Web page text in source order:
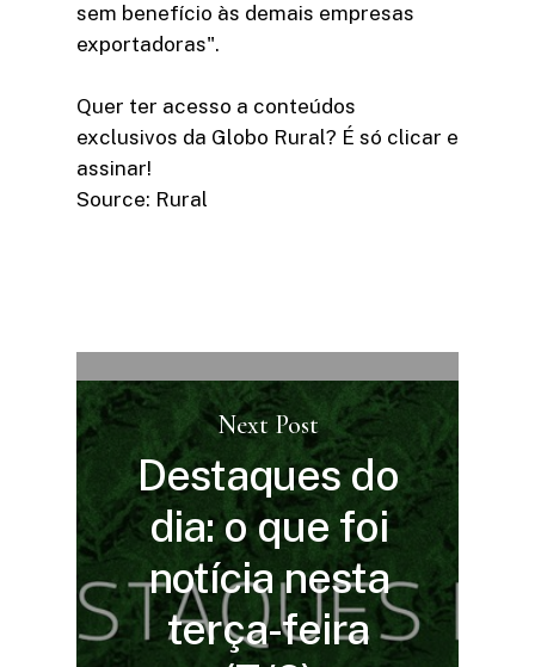
sem benefício às demais empresas
exportadoras".
Quer ter acesso a conteúdos
exclusivos da Globo Rural? É só clicar e
assinar!
Source: Rural
Next Post
Destaques do
dia: o que foi
notícia nesta
terça-feira